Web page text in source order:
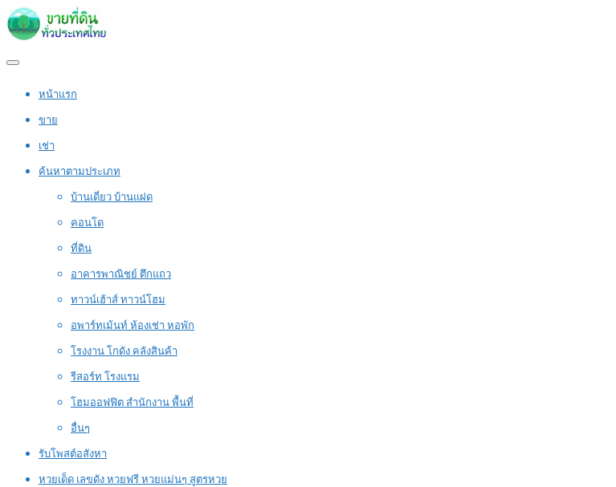
หน้าแรก
ขาย
เช่า
ค้นหาตามประเภท
บ้านเดี่ยว บ้านแฝด
คอนโด
ที่ดิน
อาคารพาณิชย์ ตึกแถว
ทาวน์เฮ้าส์ ทาวน์โฮม
อพาร์ทเม้นท์ ห้องเช่า หอพัก
โรงงาน โกดัง คลังสินค้า
รีสอร์ท โรงแรม
โฮมออฟฟิต สำนักงาน พื้นที่
อื่นๆ
รับโพสต์อสังหา
หวยเด็ด เลขดัง หวยฟรี หวยแม่นๆ สูตรหวย